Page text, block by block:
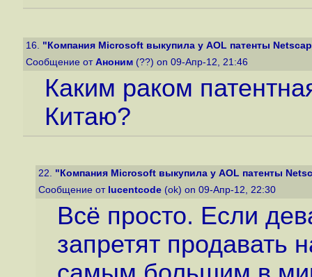
16. "Компания Microsoft выкупила у AOL патенты
Сообщение от Аноним (??) on 09-Апр-12, 21:46
Каким раком
Китаю?
22. "Компания Microsoft выкупила у AOL патенты
Сообщение от lucentcode (ok) on 09-Апр-12, 22:30
Всё просто. Если
запретят продавать